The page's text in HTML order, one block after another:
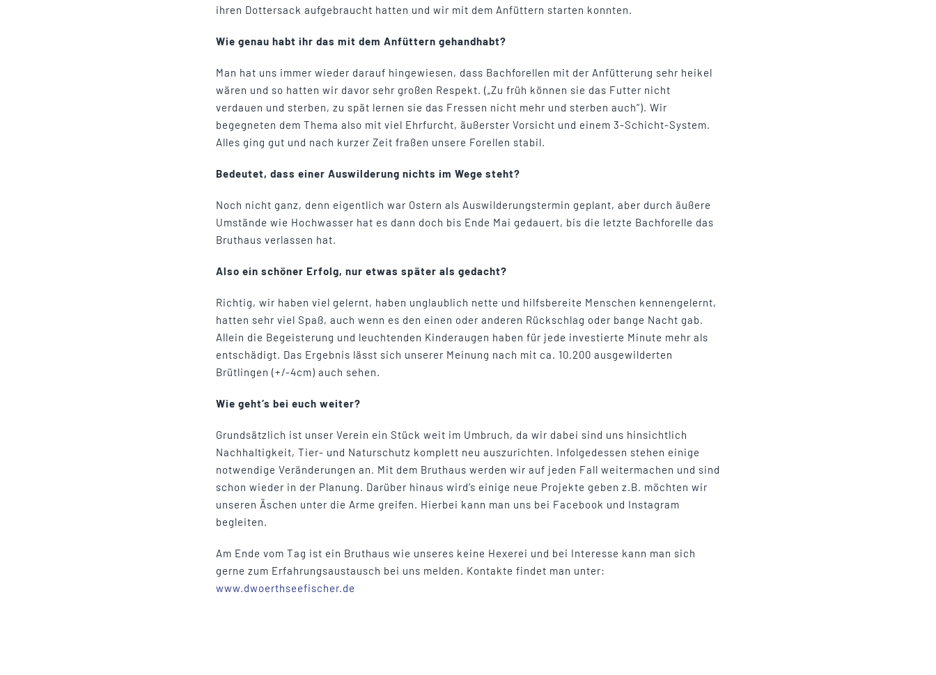
ihren Dottersack aufgebraucht hatten und wir mit dem Anfüttern starten konnten.
Wie genau habt ihr das mit dem Anfüttern gehandhabt?
Man hat uns immer wieder darauf hingewiesen, dass Bachforellen mit der Anfütterung sehr heikel
wären und so hatten wir davor sehr großen Respekt. („Zu früh können sie das Futter nicht
verdauen und sterben, zu spät lernen sie das Fressen nicht mehr und sterben auch“). Wir
begegneten dem Thema also mit viel Ehrfurcht, äußerster Vorsicht und einem 3-Schicht-System.
Alles ging gut und nach kurzer Zeit fraßen unsere Forellen stabil.
Bedeutet, dass einer Auswilderung nichts im Wege steht?
Noch nicht ganz, denn eigentlich war Ostern als Auswilderungstermin geplant, aber durch äußere
Umstände wie Hochwasser hat es dann doch bis Ende Mai gedauert, bis die letzte Bachforelle das
Bruthaus verlassen hat.
Also ein schöner Erfolg, nur etwas später als gedacht?
Richtig, wir haben viel gelernt, haben unglaublich nette und hilfsbereite Menschen kennengelernt,
hatten sehr viel Spaß, auch wenn es den einen oder anderen Rückschlag oder bange Nacht gab.
Allein die Begeisterung und leuchtenden Kinderaugen haben für jede investierte Minute mehr als
entschädigt. Das Ergebnis lässt sich unserer Meinung nach mit ca. 10.200 ausgewilderten
Brütlingen (+/-4cm) auch sehen.
Wie geht’s bei euch weiter?
Grundsätzlich ist unser Verein ein Stück weit im Umbruch, da wir dabei sind uns hinsichtlich
Nachhaltigkeit, Tier- und Naturschutz komplett neu auszurichten. Infolgedessen stehen einige
notwendige Veränderungen an. Mit dem Bruthaus werden wir auf jeden Fall weitermachen und sind
schon wieder in der Planung. Darüber hinaus wird’s einige neue Projekte geben z.B. möchten wir
unseren Äschen unter die Arme greifen. Hierbei kann man uns bei Facebook und Instagram
begleiten.
Am Ende vom Tag ist ein Bruthaus wie unseres keine Hexerei und bei Interesse kann man sich
gerne zum Erfahrungsaustausch bei uns melden. Kontakte findet man unter:
www.dwoerthseefischer.de